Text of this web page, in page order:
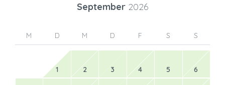
September 2026
M D M D F S S
1 2 3 4 5 6